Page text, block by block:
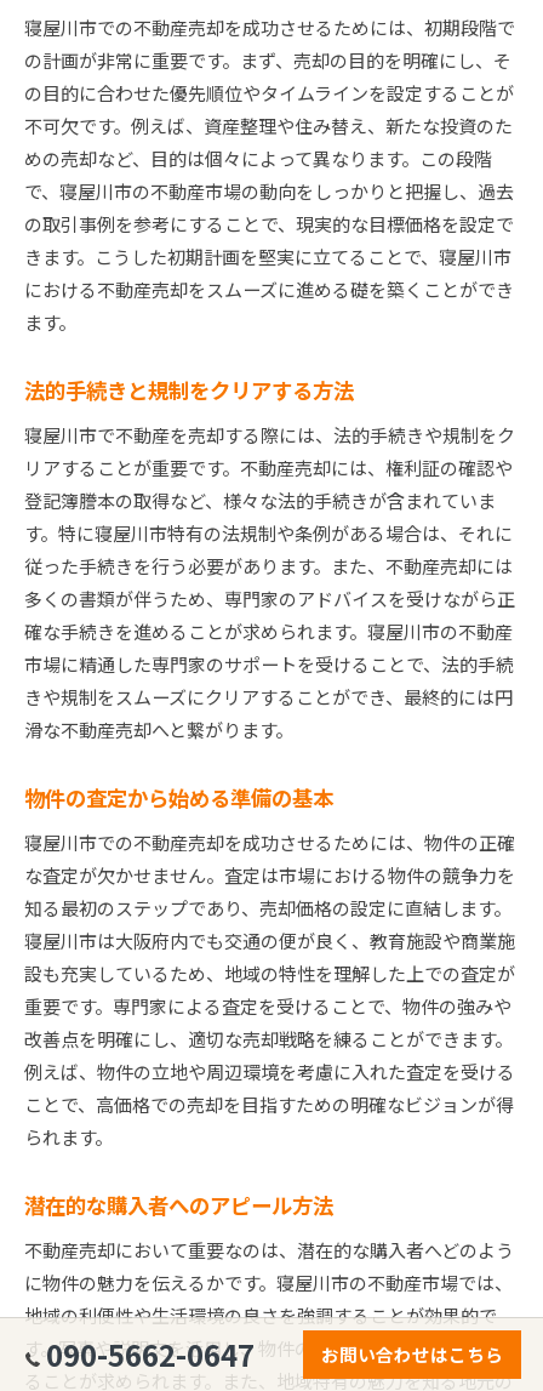
寝屋川市での不動産売却を成功させるためには、初期段階で
の計画が非常に重要です。まず、売却の目的を明確にし、そ
の目的に合わせた優先順位やタイムラインを設定することが
不可欠です。例えば、資産整理や住み替え、新たな投資のた
めの売却など、目的は個々によって異なります。この段階
で、寝屋川市の不動産市場の動向をしっかりと把握し、過去
の取引事例を参考にすることで、現実的な目標価格を設定で
きます。こうした初期計画を堅実に立てることで、寝屋川市
における不動産売却をスムーズに進める礎を築くことができ
ます。
法的手続きと規制をクリアする方法
寝屋川市で不動産を売却する際には、法的手続きや規制をク
リアすることが重要です。不動産売却には、権利証の確認や
登記簿謄本の取得など、様々な法的手続きが含まれていま
す。特に寝屋川市特有の法規制や条例がある場合は、それに
従った手続きを行う必要があります。また、不動産売却には
多くの書類が伴うため、専門家のアドバイスを受けながら正
確な手続きを進めることが求められます。寝屋川市の不動産
市場に精通した専門家のサポートを受けることで、法的手続
きや規制をスムーズにクリアすることができ、最終的には円
滑な不動産売却へと繋がります。
物件の査定から始める準備の基本
寝屋川市での不動産売却を成功させるためには、物件の正確
な査定が欠かせません。査定は市場における物件の競争力を
知る最初のステップであり、売却価格の設定に直結します。
寝屋川市は大阪府内でも交通の便が良く、教育施設や商業施
設も充実しているため、地域の特性を理解した上での査定が
重要です。専門家による査定を受けることで、物件の強みや
改善点を明確にし、適切な売却戦略を練ることができます。
例えば、物件の立地や周辺環境を考慮に入れた査定を受ける
ことで、高価格での売却を目指すための明確なビジョンが得
られます。
潜在的な購入者へのアピール方法
不動産売却において重要なのは、潜在的な購入者へどのよう
に物件の魅力を伝えるかです。寝屋川市の不動産市場では、
地域の利便性や生活環境の良さを強調することが効果的で
す。写真や説明文を活用し、物件の特徴を明確にアピールす
ることが求められます。また、地域特有の魅力を知る地元の
090-5662-0647 お問い合わせはこちら